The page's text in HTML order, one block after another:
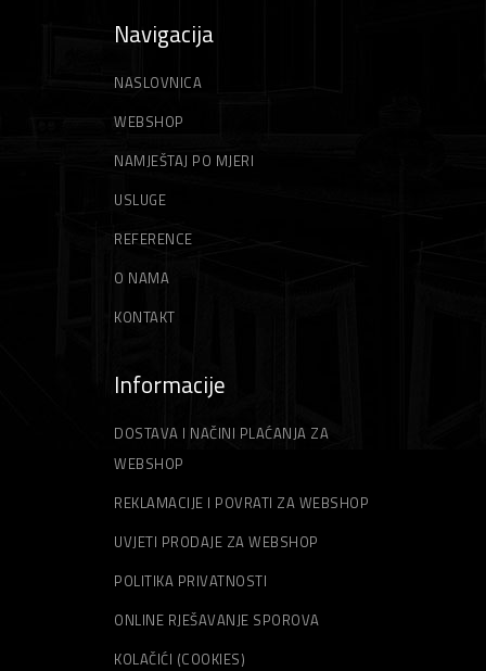
Navigacija
NASLOVNICA
WEBSHOP
NAMJEŠTAJ PO MJERI
USLUGE
REFERENCE
O NAMA
KONTAKT
Informacije
DOSTAVA I NAČINI PLAĆANJA ZA
WEBSHOP
REKLAMACIJE I POVRATI ZA WEBSHOP
UVJETI PRODAJE ZA WEBSHOP
POLITIKA PRIVATNOSTI
ONLINE RJEŠAVANJE SPOROVA
KOLAČIĆI (COOKIES)